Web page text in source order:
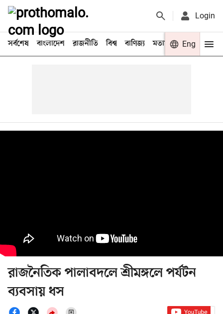
Login
সর্বশেষ বাংলাদেশ রাজনীতি বিশ্ব বাণিজ্য মতামত খেলা
Eng
রাজনৈতিক পালাবদলে শ্রীমঙ্গলে পর্যটন
ব্যবসায় ধস